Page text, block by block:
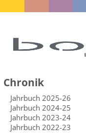
Chronik
Jahrbuch 2025-26
Jahrbuch 2024-25
Jahrbuch 2023-24
Jahrbuch 2022-23